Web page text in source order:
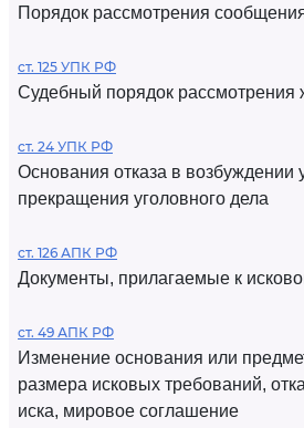
Порядок рассмотрения
ст. 125 УПК РФ
Судебный порядок рассмотрения
ст. 24 УПК РФ
Основания отказа в возбуждении
прекращения уголовного дела
ст. 126 АПК РФ
Документы, прилагаемые к
ст. 49 АПК РФ
Изменение основания или
размера исковых требований,
иска, мировое соглашение